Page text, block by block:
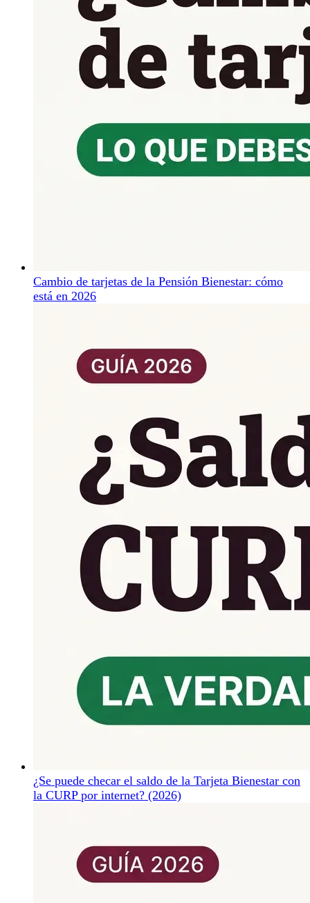
Cambio de tarjetas de la Pensión Bienestar: cómo
está en 2026
¿Se puede checar el saldo de la Tarjeta Bienestar con
la CURP por internet? (2026)